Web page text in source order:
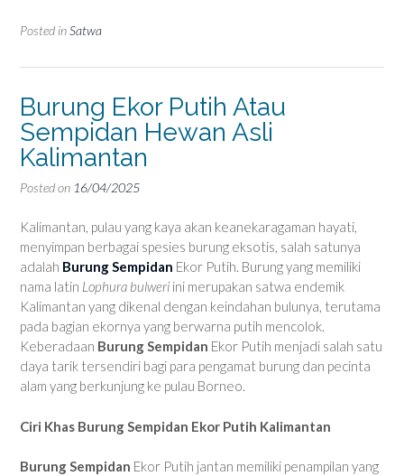
Posted inSatwa
Burung Ekor Putih Atau
Sempidan Hewan Asli
Kalimantan
Posted on 16/04/2025
Kalimantan, pulau yang kaya akan keanekaragaman hayati,
menyimpan berbagai spesies burung eksotis, salah satunya
adalah Burung Sempidan Ekor Putih. Burung yang memiliki
nama latin Lophura bulweri ini merupakan satwa endemik
Kalimantan yang dikenal dengan keindahan bulunya, terutama
pada bagian ekornya yang berwarna putih mencolok.
Keberadaan Burung Sempidan Ekor Putih menjadi salah satu
daya tarik tersendiri bagi para pengamat burung dan pecinta
alam yang berkunjung ke pulau Borneo.
Ciri Khas Burung Sempidan Ekor Putih Kalimantan
Burung Sempidan Ekor Putih jantan memiliki penampilan yang